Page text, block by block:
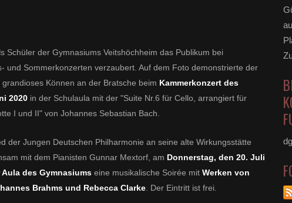
Schüler der Gymnasiums Veitshöchheim das Publikum bei
und Sommerkonzerten verzaubert. Auf dem Foto demonstrierte der
Können an der Bratsche beim Kammerkonzert des
2020 in der Schulaula mit der "Suite Nr.6 für Cello, arrangiert für
I und II" von Johannes Sebastian Bach.
der Jungen Deutschen Philharmonie an seine alte Wirkungsstätte
mit dem Pianisten Gunnar Mextorf, am Donnerstag, den 20. Juli
des Gymnasiums eine musikalische Soirée mit Werken von
Brahms und Rebecca Clarke . Der Eintritt ist frei.